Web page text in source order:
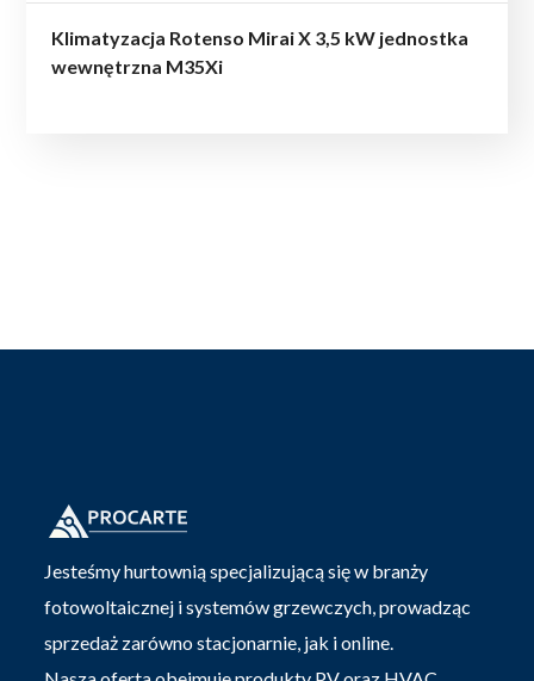
Klimatyzacja Rotenso Mirai X 3,5 kW jednostka
wewnętrzna M35Xi
Jesteśmy hurtownią specjalizującą się w branży
fotowoltaicznej i systemów grzewczych, prowadząc
sprzedaż zarówno stacjonarnie, jak i online.